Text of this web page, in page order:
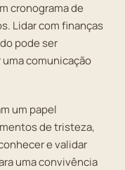
cronograma de
Lidar com finanças
pode ser
comunicação
um papel
de tristeza,
e validar
uma convivência